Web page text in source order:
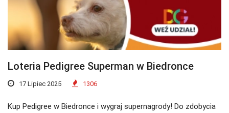
Loteria Pedigree Superman w Biedronce
17 Lipiec 2025 1306
Kup Pedigree w Biedronce i wygraj supernagrody! Do zdobycia